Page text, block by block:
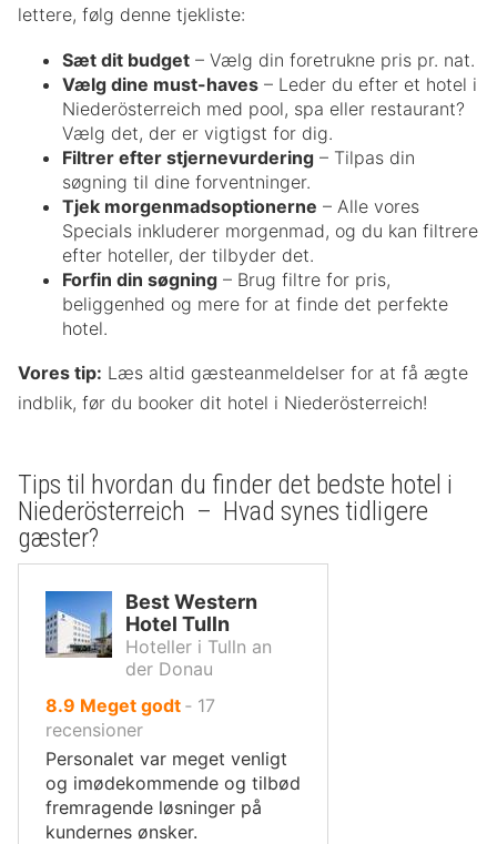
lettere, følg denne tjekliste:
Sæt dit budget – Vælg din foretrukne pris pr. nat.
Vælg dine must-haves – Leder du efter et hotel i
Niederösterreich med pool, spa eller restaurant?
Vælg det, der er vigtigst for dig.
Filtrer efter stjernevurdering – Tilpas din
søgning til dine forventninger.
Tjek morgenmadsoptionerne – Alle vores
Specials inkluderer morgenmad, og du kan filtrere
efter hoteller, der tilbyder det.
Forfin din søgning – Brug filtre for pris,
beliggenhed og mere for at finde det perfekte
hotel.
Vores tip: Læs altid gæsteanmeldelser for at få ægte
indblik, før du booker dit hotel i Niederösterreich!
Tips til hvordan du finder det bedste hotel i
Niederösterreich – Hvad synes tidligere
gæster?
Best Western
Hotel Tulln
Hoteller i Tulln an
der Donau
8.9 ud
af
10,
Meget godt ‐ 17
recensioner
Personalet var meget venligt
og imødekommende og tilbød
fremragende løsninger på
kundernes ønsker.